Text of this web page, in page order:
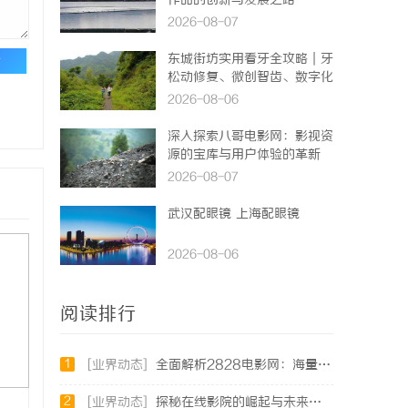
2026-08-07
东城街坊实用看牙全攻略｜牙
松动修复、微创智齿、数字化
种牙指南
2026-08-06
深入探索八哥电影网：影视资
源的宝库与用户体验的革新
2026-08-07
武汉配眼镜 上海配眼镜
2026-08-06
阅读排行
1 [业界动态] 全面解析2828电影网：海量影视资源的优质观看平台
2 [业界动态] 探秘在线影院的崛起与未来发展趋势分析